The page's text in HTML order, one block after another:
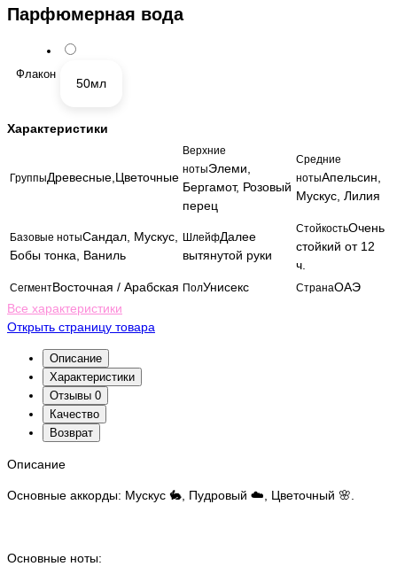
Парфюмерная вода
Флакон
50мл
Характеристики
ГруппыДревесные,Цветочные
Верхние
нотыЭлеми,
Бергамот, Розовый
перец
Средние
нотыАпельсин,
Мускус, Лилия
Базовые нотыСандал, Мускус,
Бобы тонка, Ваниль
ШлейфДалее
вытянутой руки
СтойкостьОчень
стойкий от 12
ч.
СегментВосточная / Арабская ПолУнисекс СтранаОАЭ
Все характеристики
Открыть страницу товара
Описание
Характеристики
Отзывы 0
Качество
Возврат
Описание
Основные аккорды: Мускус 🐇, Пудровый ☁️, Цветочный 🌸.
Основные ноты: